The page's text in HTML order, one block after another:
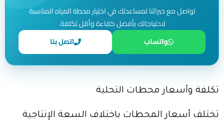
تواصل مع خبرائنا لمساعدتك في اختيار محطة المياه المناسبة
لاحتياجاتك بأفضل كفاءة وأقل تكلفة.
واتساب
اتصل بنا
تكلفة وأسعار محطات التحلية
تختلف أسعار المحطات باختلاف السعة الإنتاجية